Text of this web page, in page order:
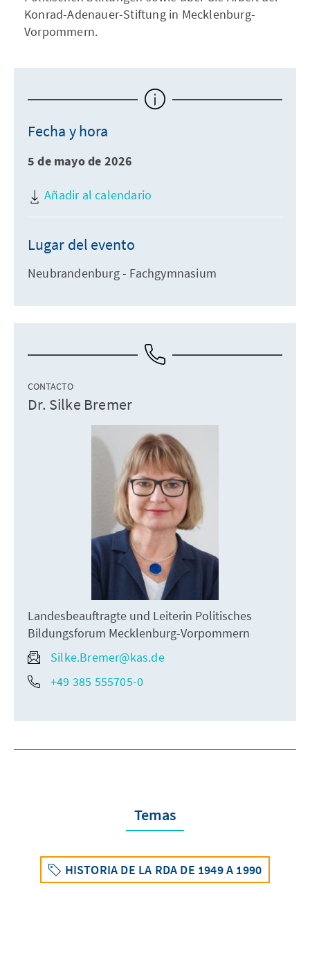
Konrad-Adenauer-Stiftung in Mecklenburg-
Vorpommern.
Fecha y hora
5 de mayo de 2026
Añadir al calendario
Lugar del evento
Neubrandenburg - Fachgymnasium
CONTACTO
Dr. Silke Bremer
Landesbeauftragte und Leiterin Politisches
Bildungsforum Mecklenburg-Vorpommern
Silke.Bremer@kas.de
+49 385 555705-0
Temas
HISTORIA DE LA RDA DE 1949 A 1990